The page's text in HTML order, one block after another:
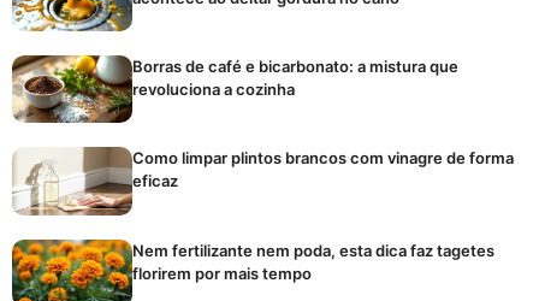
Borras de café e bicarbonato: a mistura que
revoluciona a cozinha
Como limpar plintos brancos com vinagre de forma
eficaz
Nem fertilizante nem poda, esta dica faz tagetes
florirem por mais tempo